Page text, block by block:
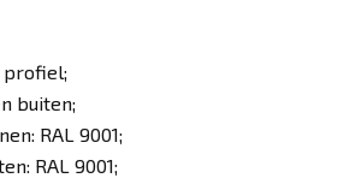
profiel;
buiten;
RAL 9001;
RAL 9001;